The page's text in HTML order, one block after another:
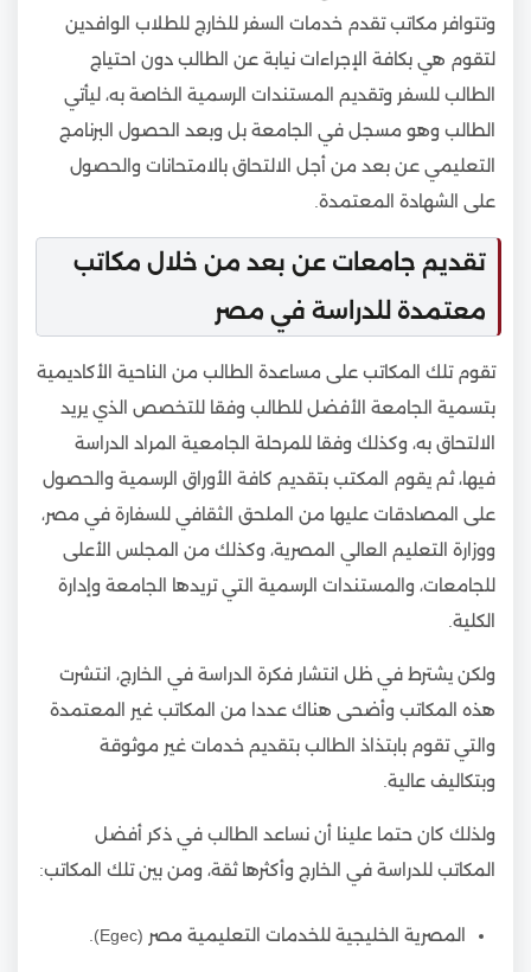
وتتوافر مكاتب تقدم خدمات السفر للخارج للطلاب الوافدين
لتقوم هي بكافة الإجراءات نيابة عن الطالب دون احتياج
الطالب للسفر وتقديم المستندات الرسمية الخاصة به، ليأتي
الطالب وهو مسجل في الجامعة بل وبعد الحصول البرنامج
التعليمي عن بعد من أجل الالتحاق بالامتحانات والحصول
على الشهادة المعتمدة.
تقديم جامعات عن بعد من خلال مكاتب
معتمدة للدراسة في مصر
تقوم تلك المكاتب على مساعدة الطالب من الناحية الأكاديمية
بتسمية الجامعة الأفضل للطالب وفقا للتخصص الذي يريد
الالتحاق به، وكذلك وفقا للمرحلة الجامعية المراد الدراسة
فيها، ثم يقوم المكتب بتقديم كافة الأوراق الرسمية والحصول
على المصادقات عليها من الملحق الثقافي للسفارة في مصر،
ووزارة التعليم العالي المصرية، وكذلك من المجلس الأعلى
للجامعات، والمستندات الرسمية التي تريدها الجامعة وإدارة
الكلية.
ولكن يشترط في ظل انتشار فكرة الدراسة في الخارج، انتشرت
هذه المكاتب وأضحى هناك عددا من المكاتب غير المعتمدة
والتي تقوم بابتذاذ الطالب بتقديم خدمات غير موثوقة
وبتكاليف عالية.
ولذلك كان حتما علينا أن نساعد الطالب في ذكر أفضل
المكاتب للدراسة في الخارج وأكثرها ثقة، ومن بين تلك المكاتب:
المصرية الخليجية للخدمات التعليمية مصر (Egec).